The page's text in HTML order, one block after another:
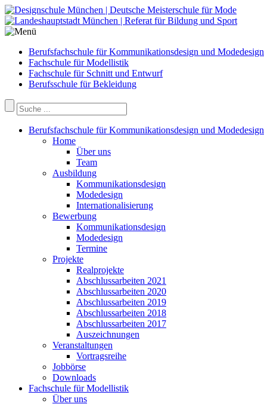
Berufsfachschule für Kommunikationsdesign und Modedesign
Fachschule für Modellistik
Fachschule für Schnitt und Entwurf
Berufsschule für Bekleidung
Berufsfachschule für Kommunikationsdesign und Modedesign
Home
Über uns
Team
Ausbildung
Kommunikationsdesign
Modedesign
Internationalisierung
Bewerbung
Kommunikationsdesign
Modedesign
Termine
Projekte
Realprojekte
Abschlussarbeiten 2021
Abschlussarbeiten 2020
Abschlussarbeiten 2019
Abschlussarbeiten 2018
Abschlussarbeiten 2017
Auszeichnungen
Veranstaltungen
Vortragsreihe
Jobbörse
Downloads
Fachschule für Modellistik
Über uns